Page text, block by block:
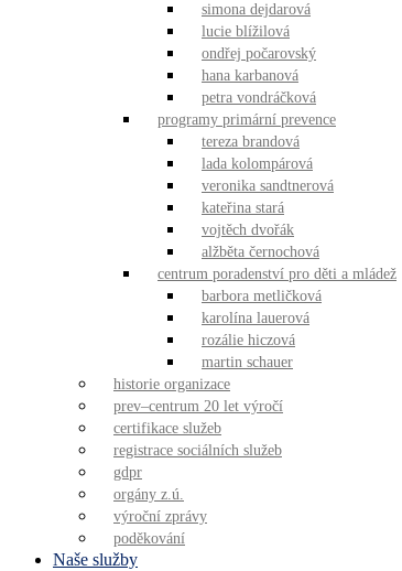
simona dejdarová
lucie blížilová
ondřej počarovský
hana karbanová
petra vondráčková
programy primární prevence
tereza brandová
lada kolompárová
veronika sandtnerová
kateřina stará
vojtěch dvořák
alžběta černochová
centrum poradenství pro děti a mládež
barbora metličková
karolína lauerová
rozálie hiczová
martin schauer
historie organizace
prev–centrum 20 let výročí
certifikace služeb
registrace sociálních služeb
gdpr
orgány z.ú.
výroční zprávy
poděkování
Naše služby